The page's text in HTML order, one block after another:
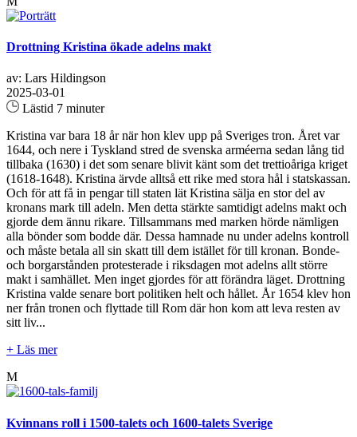
Drottning Kristina ökade adelns makt
av: Lars Hildingson
2025-03-01
Lästid 7 minuter
Kristina var bara 18 år när hon klev upp på Sveriges tron. Året var
1644, och nere i Tyskland stred de svenska arméerna sedan lång tid
tillbaka (1630) i det som senare blivit känt som det trettioåriga kriget
(1618-1648). Kristina ärvde alltså ett rike med stora hål i statskassan.
Och för att få in pengar till staten lät Kristina sälja en stor del av
kronans mark till adeln. Men detta stärkte samtidigt adelns makt och
gjorde dem ännu rikare. Tillsammans med marken hörde nämligen
alla bönder som bodde där. Dessa hamnade nu under adelns kontroll
och måste betala all sin skatt till dem istället för till kronan. Bonde-
och borgarstånden protesterade i riksdagen mot adelns allt större
makt i samhället. Men inget gjordes för att förändra läget. Drottning
Kristina valde senare bort politiken helt och hållet. År 1654 klev hon
ner från tronen och flyttade till Rom där hon kom att leva resten av
sitt liv...
+ Läs mer
M
Kvinnans roll i 1500-talets och 1600-talets Sverige